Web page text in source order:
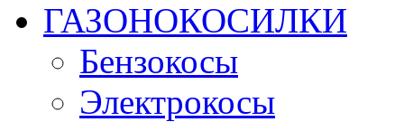
ГАЗОНОКОСИЛКИ
Бензокосы
Электрокосы